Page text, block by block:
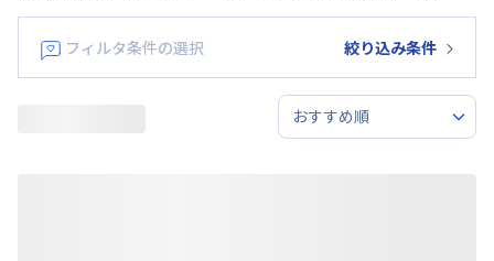
フィルタ条件の選択 絞り込み条件